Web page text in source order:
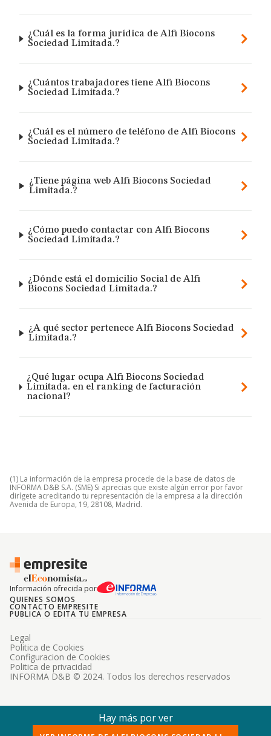
¿Cuál es la forma jurídica de Alfi Biocons
Sociedad Limitada.?
¿Cuántos trabajadores tiene Alfi Biocons
Sociedad Limitada.?
¿Cuál es el número de teléfono de Alfi Biocons
Sociedad Limitada.?
¿Tiene página web Alfi Biocons Sociedad
Limitada.?
¿Cómo puedo contactar con Alfi Biocons
Sociedad Limitada.?
¿Dónde está el domicilio Social de Alfi
Biocons Sociedad Limitada.?
¿A qué sector pertenece Alfi Biocons Sociedad
Limitada.?
¿Qué lugar ocupa Alfi Biocons Sociedad
Limitada. en el ranking de facturación
nacional?
(1) La información de la empresa procede de la base de datos de
INFORMA D&B S.A. (SME) Si aprecias que existe algún error por favor
dirígete acreditando tu representación de la empresa a la dirección
Avenida de Europa, 19, 28108, Madrid.
Información ofrecida por
QUIENES SOMOS
CONTACTO EMPRESITE
PUBLICA O EDITA TU EMPRESA
INFORMA D&B © 2024. Todos los derechos reservados
Legal
Politica de Cookies
Configuracion de Cookies
Politica de privacidad
Hay más por ver